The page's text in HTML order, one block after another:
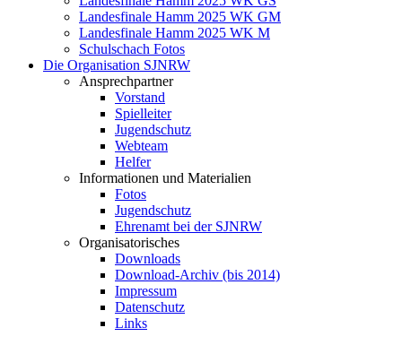
Landesfinale Hamm 2025 WK GM
Landesfinale Hamm 2025 WK M
Schulschach Fotos
Die Organisation SJNRW
Ansprechpartner
Vorstand
Spielleiter
Jugendschutz
Webteam
Helfer
Informationen und Materialien
Fotos
Jugendschutz
Ehrenamt bei der SJNRW
Organisatorisches
Downloads
Download-Archiv (bis 2014)
Impressum
Datenschutz
Links